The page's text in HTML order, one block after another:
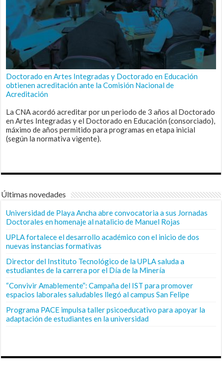
Doctorado en Artes Integradas y Doctorado en Educación
obtienen acreditación ante la Comisión Nacional de
Acreditación
La CNA acordó acreditar por un periodo de 3 años al Doctorado
en Artes Integradas y el Doctorado en Educación (consorciado),
máximo de años permitido para programas en etapa inicial
(según la normativa vigente).
Últimas novedades
Universidad de Playa Ancha abre convocatoria a sus Jornadas
Doctorales en homenaje al natalicio de Manuel Rojas
UPLA fortalece el desarrollo académico con el inicio de dos
nuevas instancias formativas
Director del Instituto Tecnológico de la UPLA saluda a
estudiantes de la carrera por el Día de la Minería
“Convivir Amablemente”: Campaña del IST para promover
espacios laborales saludables llegó al campus San Felipe
Programa PACE impulsa taller psicoeducativo para apoyar la
adaptación de estudiantes en la universidad